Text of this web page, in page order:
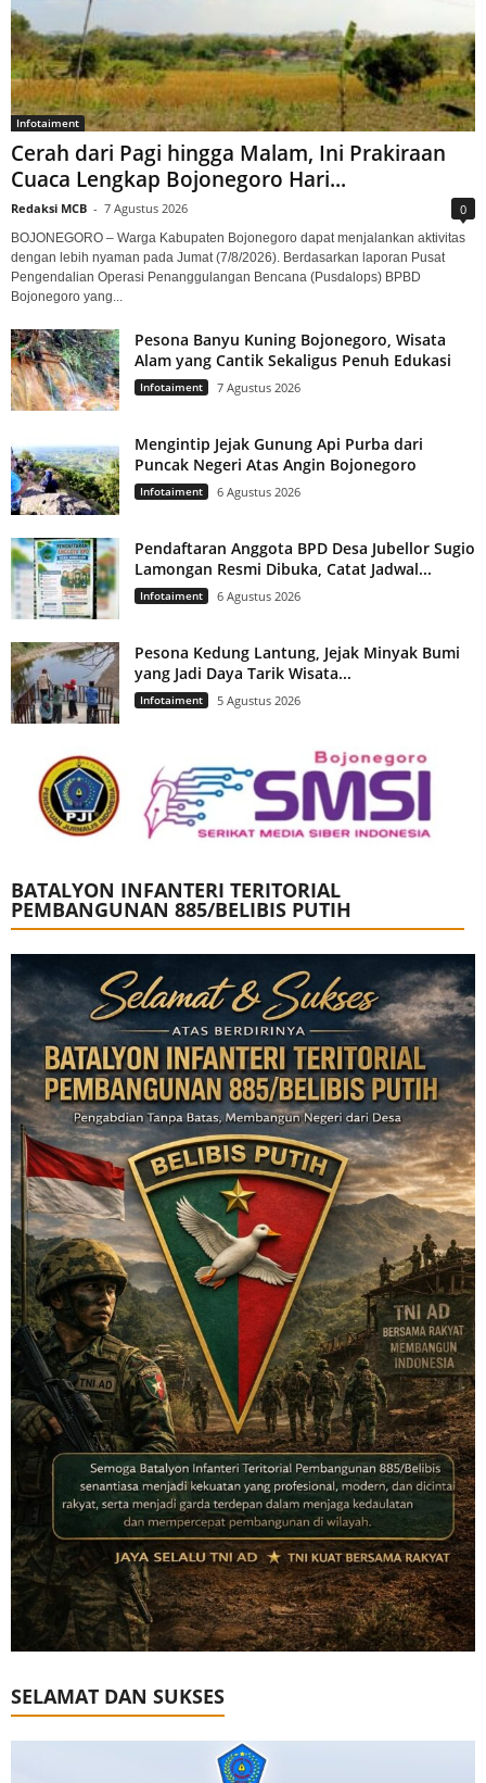
Infotaiment
Cerah dari Pagi hingga Malam, Ini Prakiraan
Cuaca Lengkap Bojonegoro Hari...
Redaksi MCB - 7 Agustus 2026 0
BOJONEGORO – Warga Kabupaten Bojonegoro dapat menjalankan aktivitas
dengan lebih nyaman pada Jumat (7/8/2026). Berdasarkan laporan Pusat
Pengendalian Operasi Penanggulangan Bencana (Pusdalops) BPBD
Bojonegoro yang...
Pesona Banyu Kuning Bojonegoro, Wisata
Alam yang Cantik Sekaligus Penuh Edukasi
Infotaiment 7 Agustus 2026
Mengintip Jejak Gunung Api Purba dari
Puncak Negeri Atas Angin Bojonegoro
Infotaiment 6 Agustus 2026
Pendaftaran Anggota BPD Desa Jubellor Sugio
Lamongan Resmi Dibuka, Catat Jadwal...
Infotaiment 6 Agustus 2026
Pesona Kedung Lantung, Jejak Minyak Bumi
yang Jadi Daya Tarik Wisata...
Infotaiment 5 Agustus 2026
BATALYON INFANTERI TERITORIAL
PEMBANGUNAN 885/BELIBIS PUTIH
SELAMAT DAN SUKSES